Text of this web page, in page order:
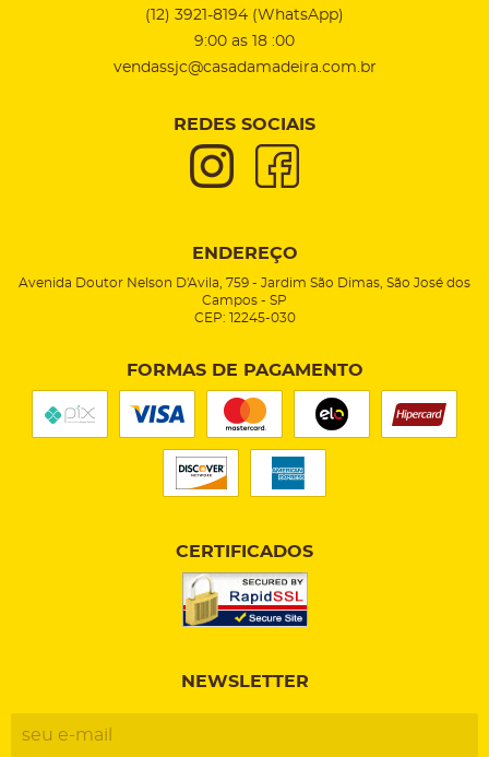
(12) 3921-8194 (WhatsApp)
9:00 as 18 :00
vendassjc@casadamadeira.com.br
REDES SOCIAIS
ENDEREÇO
Avenida Doutor Nelson D'Avila, 759 - Jardim São Dimas, São José dos
Campos - SP
CEP: 12245-030
FORMAS DE PAGAMENTO
CERTIFICADOS
NEWSLETTER